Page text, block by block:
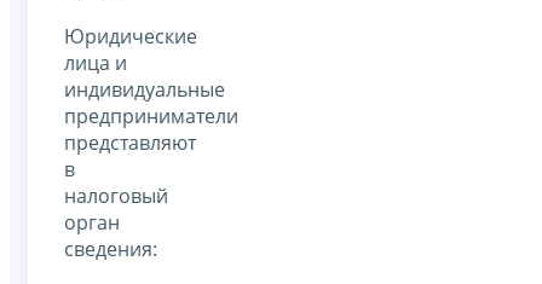
Юридические
лица и
индивидуальные
предприниматели
представляют
в
налоговый
орган
сведения: